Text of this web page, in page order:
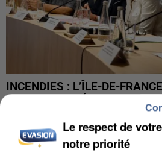
INCENDIES : L’ÎLE-DE-
DE SOLIDARITÉ AVEC LES...
Le respect de
notre priorité